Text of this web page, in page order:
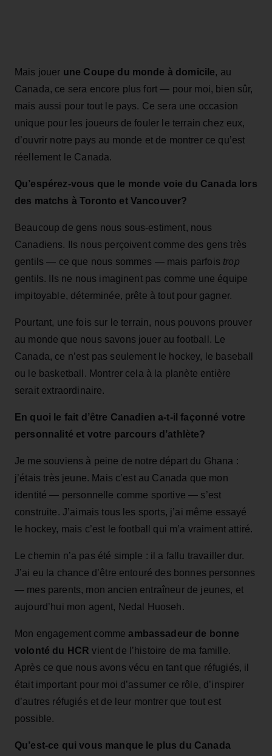
Mais jouer une Coupe du monde à domicile, au
Canada, ce sera encore plus fort — pour moi, bien sûr,
mais aussi pour tout le pays. Ce sera une occasion
unique pour les joueurs de fouler le terrain chez eux,
d’ouvrir notre pays au monde et de montrer ce qu’est
réellement le Canada.
Qu’espérez-vous que le monde voie du Canada lors
des matchs à Toronto et Vancouver?
Beaucoup de gens nous sous-estiment, nous
Canadiens. Ils nous perçoivent comme des gens très
gentils — ce que nous sommes — mais parfois trop
gentils. Ils ne nous imaginent pas comme une équipe
impitoyable, déterminée, prête à tout pour gagner.
Pourtant, une fois sur le terrain, nous pouvons prouver
au monde que nous savons jouer au football. Le
Canada, ce n’est pas seulement le hockey, le baseball
ou le basketball. Montrer cela à la planète entière
serait extraordinaire.
En quoi le fait d’être Canadien a-t-il façonné votre
personnalité et votre parcours d’athlète?
Je me souviens à peine de notre départ du Ghana :
j’étais très jeune. Mais c’est au Canada que mon
identité — personnelle comme sportive — s’est
construite. J’aimais tous les sports, j’ai même essayé
le hockey, mais c’est le football qui m’a vraiment attiré.
Le chemin n’a pas été simple : il a fallu travailler dur.
J’ai eu la chance d’être entouré des bonnes personnes
— mes parents, mon ancien entraîneur de jeunes, et
aujourd’hui mon agent, Nedal Huoseh.
Mon engagement commeambassadeur de bonne
volonté du HCR vient de l’histoire de ma famille.
Après ce que nous avons vécu en tant que réfugiés, il
était important pour moi d’assumer ce rôle, d’inspirer
d’autres réfugiés et de leur montrer que tout est
possible.
Qu’est-ce qui vous manque le plus du Canada